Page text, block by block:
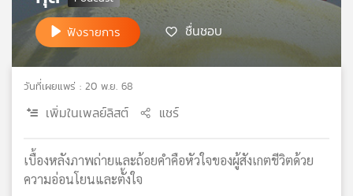
เครือ
ข่าย
วิทยุ
เอส
ฟังรายการ ชื่นชอบ
วันที่เผยแพร่ : 20 พ.ย. 68
เพิ่มในเพลย์ลิสต์ แชร์
เบื้องหลังภาพถ่ายและถ้อยคำคือหัวใจของผู้สังเกตชีวิตด้วย
ความอ่อนโยนและตั้งใจ